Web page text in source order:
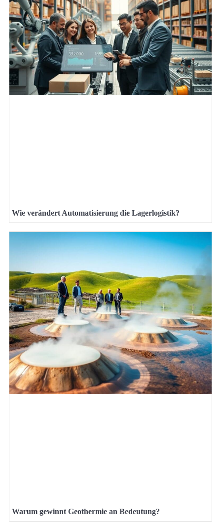
Wie verändert Automatisierung die Lagerlogistik?
Warum gewinnt Geothermie an Bedeutung?